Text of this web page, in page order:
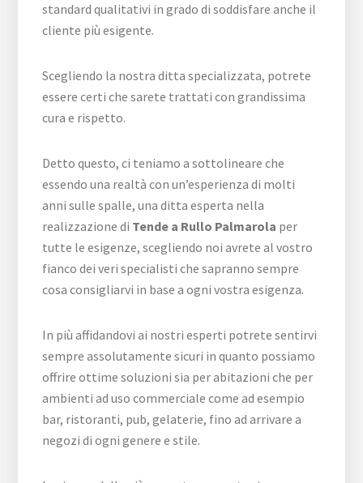
standard qualitativi in grado di soddisfare anche il
cliente più esigente.
Scegliendo la nostra ditta specializzata, potrete
essere certi che sarete trattati con grandissima
cura e rispetto.
Detto questo, ci teniamo a sottolineare che
essendo una realtà con un’esperienza di molti
anni sulle spalle, una ditta esperta nella
realizzazione di Tende a Rullo Palmarola per
tutte le esigenze, scegliendo noi avrete al vostro
fianco dei veri specialisti che sapranno sempre
cosa consigliarvi in base a ogni vostra esigenza.
In più affidandovi ai nostri esperti potrete sentirvi
sempre assolutamente sicuri in quanto possiamo
offrire ottime soluzioni sia per abitazioni che per
ambienti ad uso commerciale come ad esempio
bar, ristoranti, pub, gelaterie, fino ad arrivare a
negozi di ogni genere e stile.